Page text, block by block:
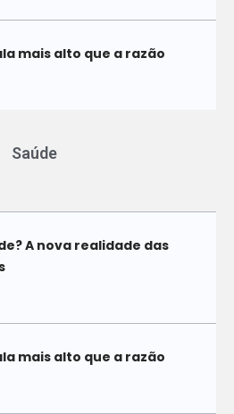
mais alto que a razão
Saúde
A nova realidade das
mais alto que a razão